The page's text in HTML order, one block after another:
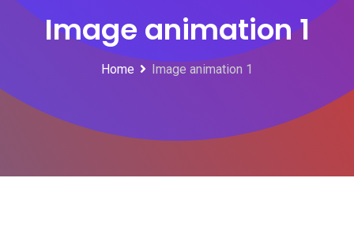
Image animation 1
Home Image animation 1